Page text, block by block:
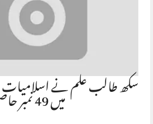
میں 49 نمبر حاصل…